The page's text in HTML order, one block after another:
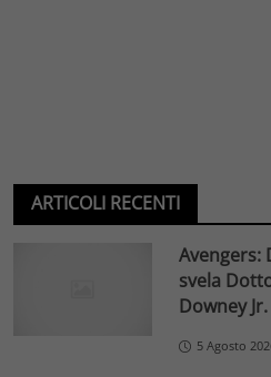
ARTICOLI RECENTI
Avengers:
svela
Downey
5 Agosto